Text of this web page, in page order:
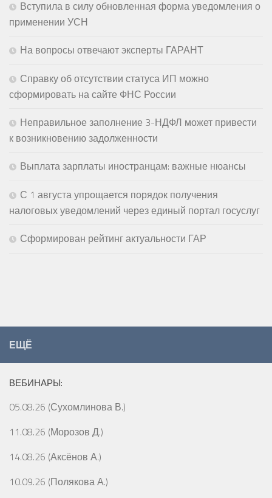
Вступила в силу обновленная форма уведомления о
применении УСН
На вопросы отвечают эксперты ГАРАНТ
Справку об отсутствии статуса ИП можно
сформировать на сайте ФНС России
Неправильное заполнение 3-НДФЛ может привести
к возникновению задолженности
Выплата зарплаты иностранцам: важные нюансы
С 1 августа упрощается порядок получения
налоговых уведомлений через единый портал госуслуг
Сформирован рейтинг актуальности ГАР
ЕЩЁ
ВЕБИНАРЫ:
05.08.26 (Сухомлинова В.)
11.08.26 (Морозов Д.)
14.08.26 (Аксёнов А.)
10.09.26 (Полякова А.)